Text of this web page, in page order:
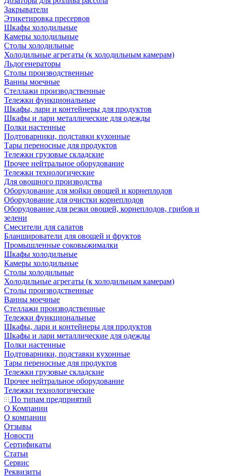
Закрыватели
Этикетировка пресервов
Шкафы холодильные
Камеры холодильные
Столы холодильные
Холодильные агрегаты (к холодильным камерам)
Льдогенераторы
Столы производственные
Ванны моечные
Стеллажи производственные
Тележки функциональные
Шкафы, лари и контейнеры для продуктов
Шкафы и лари металлические для одежды
Полки настенные
Подтоварники, подставки кухонные
Тары переносные для продуктов
Тележки грузовые складские
Прочее нейтральное оборудование
Тележки технологические
Для овощного производства
Оборудование для мойки овощей и корнеплодов
Оборудование для очистки корнеплодов
Оборудование для резки овощей, корнеплодов, грибов и
зелени
Смесители для салатов
Бланширователи для овощей и фруктов
Промышленные соковыжималки
Шкафы холодильные
Камеры холодильные
Столы холодильные
Холодильные агрегаты (к холодильным камерам)
Столы производственные
Ванны моечные
Стеллажи производственные
Тележки функциональные
Шкафы, лари и контейнеры для продуктов
Шкафы и лари металлические для одежды
Полки настенные
Подтоварники, подставки кухонные
Тары переносные для продуктов
Тележки грузовые складские
Прочее нейтральное оборудование
Тележки технологические
По типам предприятий
О Компании
О компании
Отзывы
Новости
Сертификаты
Статьи
Сервис
Реквизиты